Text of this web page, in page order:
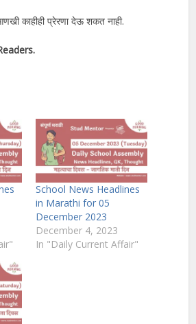
आणखी काहीही प्रेरणा देऊ शकत नाही.
School News Headlines
in Marathi for 05
December 2023
December 4, 2023
In "Daily Current Affair"